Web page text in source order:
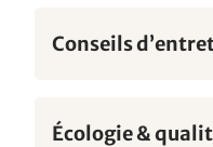
Conseils
Écologie &